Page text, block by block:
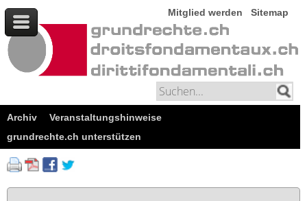
Mitglied werden Sitemap
Archiv
Veranstaltungshinweise
grundrechte.ch unterstützen